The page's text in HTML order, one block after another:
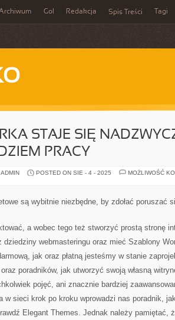
Gol Redakcja Spis Treści Tagi
STAJE SIĘ
PRACY
POSTED ON SIE - 4 - 2025
MOŻLIWOŚĆ
są wybitnie niezbędne, by zdołać poruszać
a wobec tego też stworzyć prostą stronę
dziedziny webmasteringu oraz mieć Szablony
jak oraz płatną jesteśmy w stanie
poradników, jak utworzyć swoją własną
pojęć, ani znacznie bardziej
w sieci krok po kroku wprowadzi nas poradnik,
Elegant Themes. Jednak należy pamiętać,